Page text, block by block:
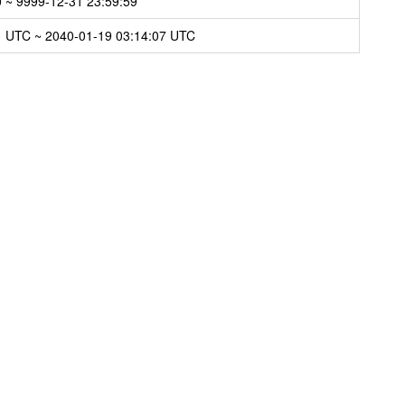
~ 2040-01-19 03:14:07 UTC